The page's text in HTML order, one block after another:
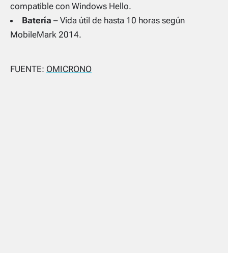
compatible con Windows Hello.
Batería – Vida útil de hasta 10 horas según
MobileMark 2014.
FUENTE: OMICRONO